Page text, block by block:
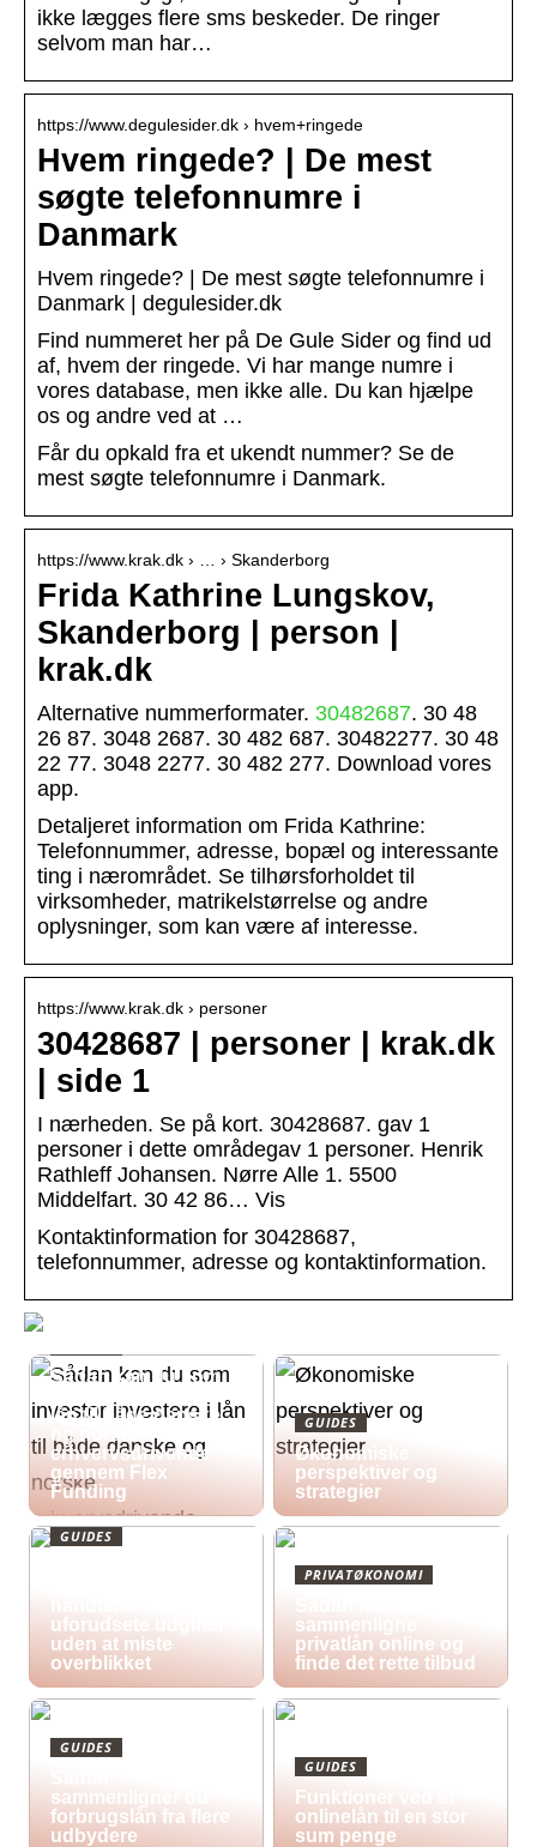
ikke lægges flere sms beskeder. De ringer
selvom man har…
https://www.degulesider.dk › hvem+ringede
Hvem ringede? | De mest
søgte telefonnumre i
Danmark
Hvem ringede? | De mest søgte telefonnumre i
Danmark | degulesider.dk
Find nummeret her på De Gule Sider og find ud
af, hvem der ringede. Vi har mange numre i
vores database, men ikke alle. Du kan hjælpe
os og andre ved at …
Får du opkald fra et ukendt nummer? Se de
mest søgte telefonnumre i Danmark.
https://www.krak.dk › … › Skanderborg
Frida Kathrine Lungskov,
Skanderborg | person |
krak.dk
Alternative nummerformater. 30482687. 30 48
26 87. 3048 2687. 30 482 687. 30482277. 30 48
22 77. 3048 2277. 30 482 277. Download vores
app.
Detaljeret information om Frida Kathrine:
Telefonnummer, adresse, bopæl og interessante
ting i nærområdet. Se tilhørsforholdet til
virksomheder, matrikelstørrelse og andre
oplysninger, som kan være af interesse.
https://www.krak.dk › personer
30428687 | personer | krak.dk
| side 1
I nærheden. Se på kort. 30428687. gav 1
personer i dette områdegav 1 personer. Henrik
Rathleff Johansen. Nørre Alle 1. 5500
Middelfart. 30 42 86… Vis
Kontaktinformation for 30428687,
telefonnummer, adresse og kontaktinformation.
Sådan kan du som
lån til både danske
og norske
erhvervsdrivende
gennem Flex
Funding
GUIDES
Økonomiske
perspektiver og
strategier
GUIDES
uforudsete udgifter
uden at miste
overblikket
PRIVATØKONOMI
sammenligne
privatlån online og
finde det rette tilbud
GUIDES
sammenligner du
forbrugslån fra flere
udbydere
GUIDES
Funktioner ved et
onlinelån til en stor
sum penge